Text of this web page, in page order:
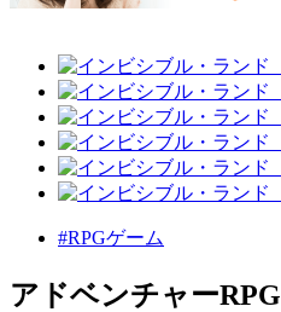
#RPGゲーム
アドベンチャーRPG